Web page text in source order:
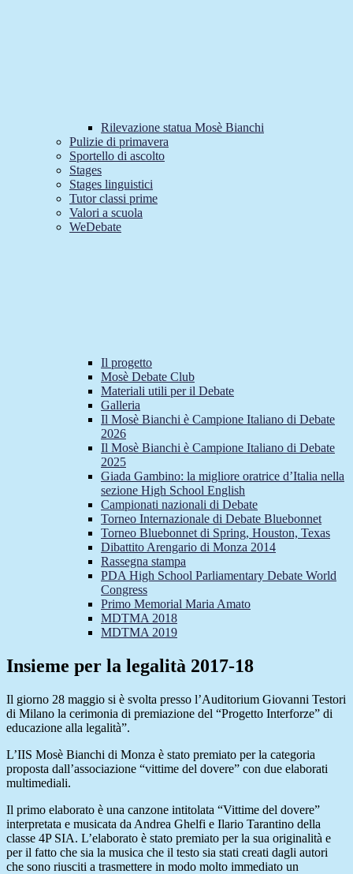
Rilevazione statua Mosè Bianchi
Pulizie di primavera
Sportello di ascolto
Stages
Stages linguistici
Tutor classi prime
Valori a scuola
WeDebate
Il progetto
Mosè Debate Club
Materiali utili per il Debate
Galleria
Il Mosè Bianchi è Campione Italiano di Debate
2026
Il Mosè Bianchi è Campione Italiano di Debate
2025
Giada Gambino: la migliore oratrice d’Italia nella
sezione High School English
Campionati nazionali di Debate
Torneo Internazionale di Debate Bluebonnet
Torneo Bluebonnet di Spring, Houston, Texas
Dibattito Arengario di Monza 2014
Rassegna stampa
PDA High School Parliamentary Debate World
Congress
Primo Memorial Maria Amato
MDTMA 2018
MDTMA 2019
Insieme per la legalità 2017-18
Il giorno 28 maggio si è svolta presso l’Auditorium Giovanni Testori
di Milano la cerimonia di premiazione del “Progetto Interforze” di
educazione alla legalità”.
L’IIS Mosè Bianchi di Monza è stato premiato per la categoria
proposta dall’associazione “vittime del dovere” con due elaborati
multimediali.
Il primo elaborato è una canzone intitolata “Vittime del dovere”
interpretata e musicata da Andrea Ghelfi e Ilario Tarantino della
classe 4P SIA. L’elaborato è stato premiato per la sua originalità e
per il fatto che sia la musica che il testo sia stati creati dagli autori
che sono riusciti a trasmettere in modo molto immediato un